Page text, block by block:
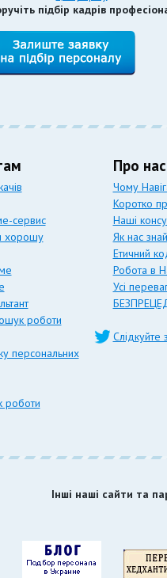
підбір кадрів
сервис
хорошу
роботи
персональних
роботи
Про нас
Чому
Коротко
Наші
Як нас
Етичний
Робота в
Усі
Інші наші сайти та